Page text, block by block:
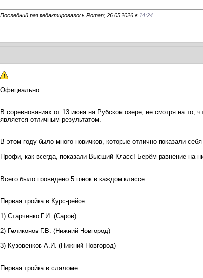
Последний раз редактировалось Roman; 26.05.2026 в 14:24
Официально:
В соревнованиях от 13 июня на Рубском озере, не смотря на то,
является отличным результатом.
В этом году было много новичков, которые отлично показали
Профи, как всегда, показали Высший Класс! Берём равнение на
Всего было проведено 5 гонок в каждом классе.
Первая тройка в Курс-рейсе:
1) Старченко Г.И. (Саров)
2) Геликонов Г.В. (Нижний Новгород)
3) Кузовенков А.И. (Нижний Новгород)
Первая тройка в слаломе: